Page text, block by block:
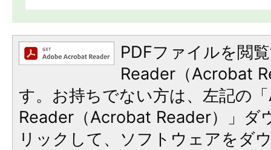
PDFファイルを閲
Reader（Acrobat
す。お持ちでない方は、左記の
Reader（Acrobat Reader）」ダ
リックして、ソフトウェアをダ